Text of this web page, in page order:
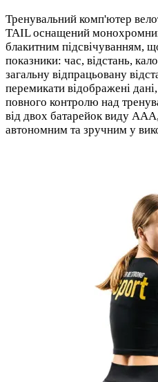
Тренувальний комп'ютер
TAIL оснащений
блакитним підсвічуванням,
показники: час, відстань,
загальну відпрацьовану
перемикати відображені
повного контролю над
від двох батарейок виду
автономним та зручним у